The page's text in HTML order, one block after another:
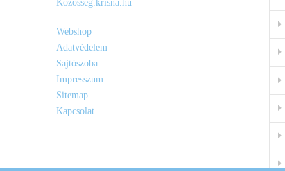
Közösség.krisna.hu
Webshop
Adatvédelem
Sajtószoba
Impresszum
Sitemap
Kapcsolat